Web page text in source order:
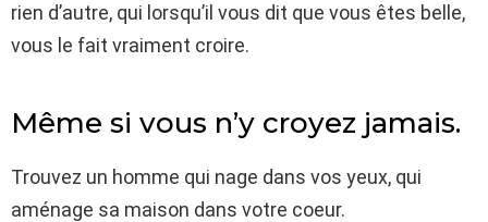
rien d’autre, qui lorsqu’il vous dit que vous êtes belle,
vous le fait vraiment croire.
Même si vous n’y croyez jamais.
Trouvez un homme qui nage dans vos yeux, qui
aménage sa maison dans votre coeur.